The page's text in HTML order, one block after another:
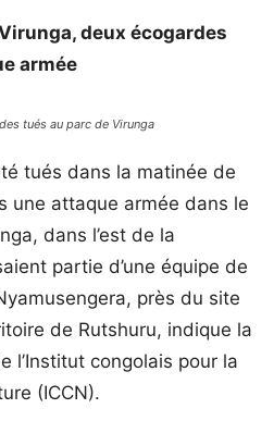
deux écogardes
armée
tués au parc de Virunga
tués dans la matinée de
une attaque armée dans le
dans l’est de la
partie d’une équipe de
près du site
de Rutshuru, indique la
l’Institut congolais pour la
(ICCN).